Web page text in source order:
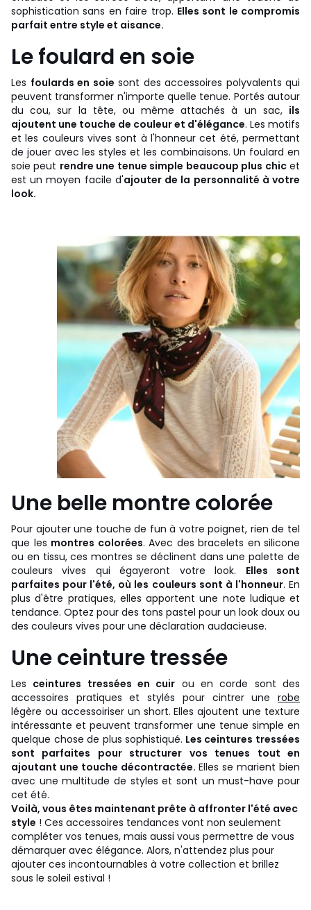
sophistication sans en faire trop. Elles sont le compromis
parfait entre style et aisance.
Le foulard en soie
Les foulards en soie sont des accessoires polyvalents qui
peuvent transformer n'importe quelle tenue. Portés autour
du cou, sur la tête, ou même attachés à un sac, ils
ajoutent une touche de couleur et d'élégance. Les motifs
et les couleurs vives sont à l'honneur cet été, permettant
de jouer avec les styles et les combinaisons. Un foulard en
soie peut rendre une tenue simple beaucoup plus chicet
est un moyen facile d'ajouter de la personnalité à votre
look.
Une belle montre colorée
Pour ajouter une touche de fun à votre poignet, rien de tel
que les montres colorées. Avec des bracelets en silicone
ou en tissu, ces montres se déclinent dans une palette de
couleurs vives qui égayeront votre look. Elles sont
parfaites pour l'été, où les couleurs sont à l'honneur. En
plus d'être pratiques, elles apportent une note ludique et
tendance. Optez pour des tons pastel pour un look doux ou
des couleurs vives pour une déclaration audacieuse.
Une ceinture tressée
Les ceintures tressées en cuir ou en corde sont des
accessoires pratiques et stylés pour cintrer une robe
légère ou accessoiriser un short. Elles ajoutent une texture
intéressante et peuvent transformer une tenue simple en
quelque chose de plus sophistiqué. Les ceintures tressées
sont parfaites pour structurer vos tenues tout en
ajoutant une touche décontractée. Elles se marient bien
avec une multitude de styles et sont un must-have pour
cet été.
Voilà, vous êtes maintenant prête à affronter l'été avec
style ! Ces accessoires tendances vont non seulement
compléter vos tenues, mais aussi vous permettre de vous
démarquer avec élégance. Alors, n'attendez plus pour
ajouter ces incontournables à votre collection et brillez
sous le soleil estival !